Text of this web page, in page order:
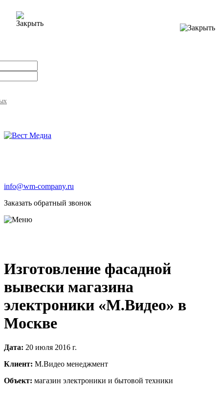
info@wm-company.ru
Заказать обратный звонок
Изготовление фасадной
вывески магазина
электроники «М.Видео» в
Москве
Дата: 20 июля 2016 г.
Клиент: М.Видео менеджмент
Объект: магазин электроники и бытовой техники